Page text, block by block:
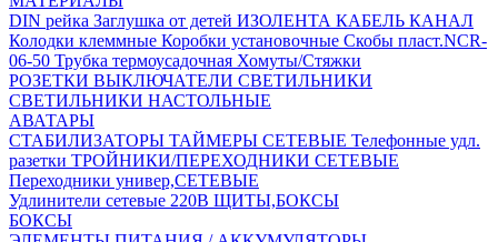
DIN рейка Заглушка от детей ИЗОЛЕНТА КАБЕЛЬ КАНАЛ
Колодки клеммные Коробки установочные Скобы пласт.NCR-
06-50 Трубка термоусадочная Хомуты/Стяжки
РОЗЕТКИ ВЫКЛЮЧАТЕЛИ СВЕТИЛЬНИКИ
СВЕТИЛЬНИКИ НАСТОЛЬНЫЕ
АВАТАРЫ
СТАБИЛИЗАТОРЫ ТАЙМЕРЫ СЕТЕВЫЕ Телефонные удл.
разетки ТРОЙНИКИ/ПЕРЕХОДНИКИ СЕТЕВЫЕ
Переходники универ,СЕТЕВЫЕ
Удлинители сетевые 220В ЩИТЫ,БОКСЫ
БОКСЫ